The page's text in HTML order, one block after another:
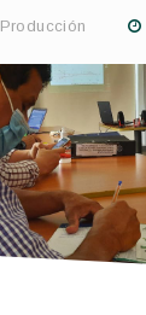
Producción